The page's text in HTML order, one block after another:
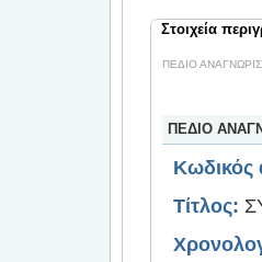
Στοιχεία
ΠΕΔΙΟ
ΠΕΔΙΟ
Κωδικός
Τίτλος: